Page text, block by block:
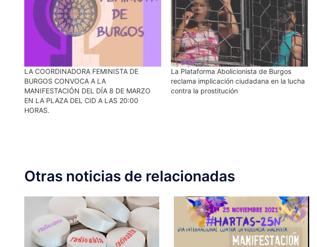
LA COORDINADORA FEMINISTA DE
BURGOS CONVOCA A LA
MANIFESTACIÓN DEL DÍA 8 DE MARZO
EN LA PLAZA DEL CID A LAS 20:00
HORAS.
La Plataforma Abolicionista de Burgos
reclama implicación ciudadana en la lucha
contra la prostitución
Otras noticias de relacionadas